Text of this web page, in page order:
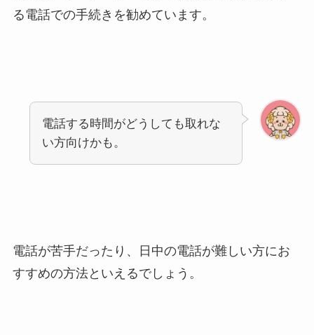
る電話での手続きを勧めています。
電話する時間がどうしても取れな
い方向けかも。
電話が苦手だったり、日中の電話が難しい方にお
すすめの方法といえるでしょう。